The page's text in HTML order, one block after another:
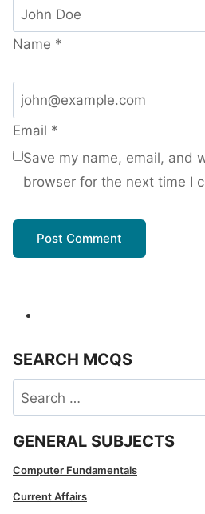
Name *
Email *
Save my name, email, and
browser for the next time I
SEARCH MCQS
Search
for:
GENERAL SUBJECTS
Computer Fundamentals
Current Affairs